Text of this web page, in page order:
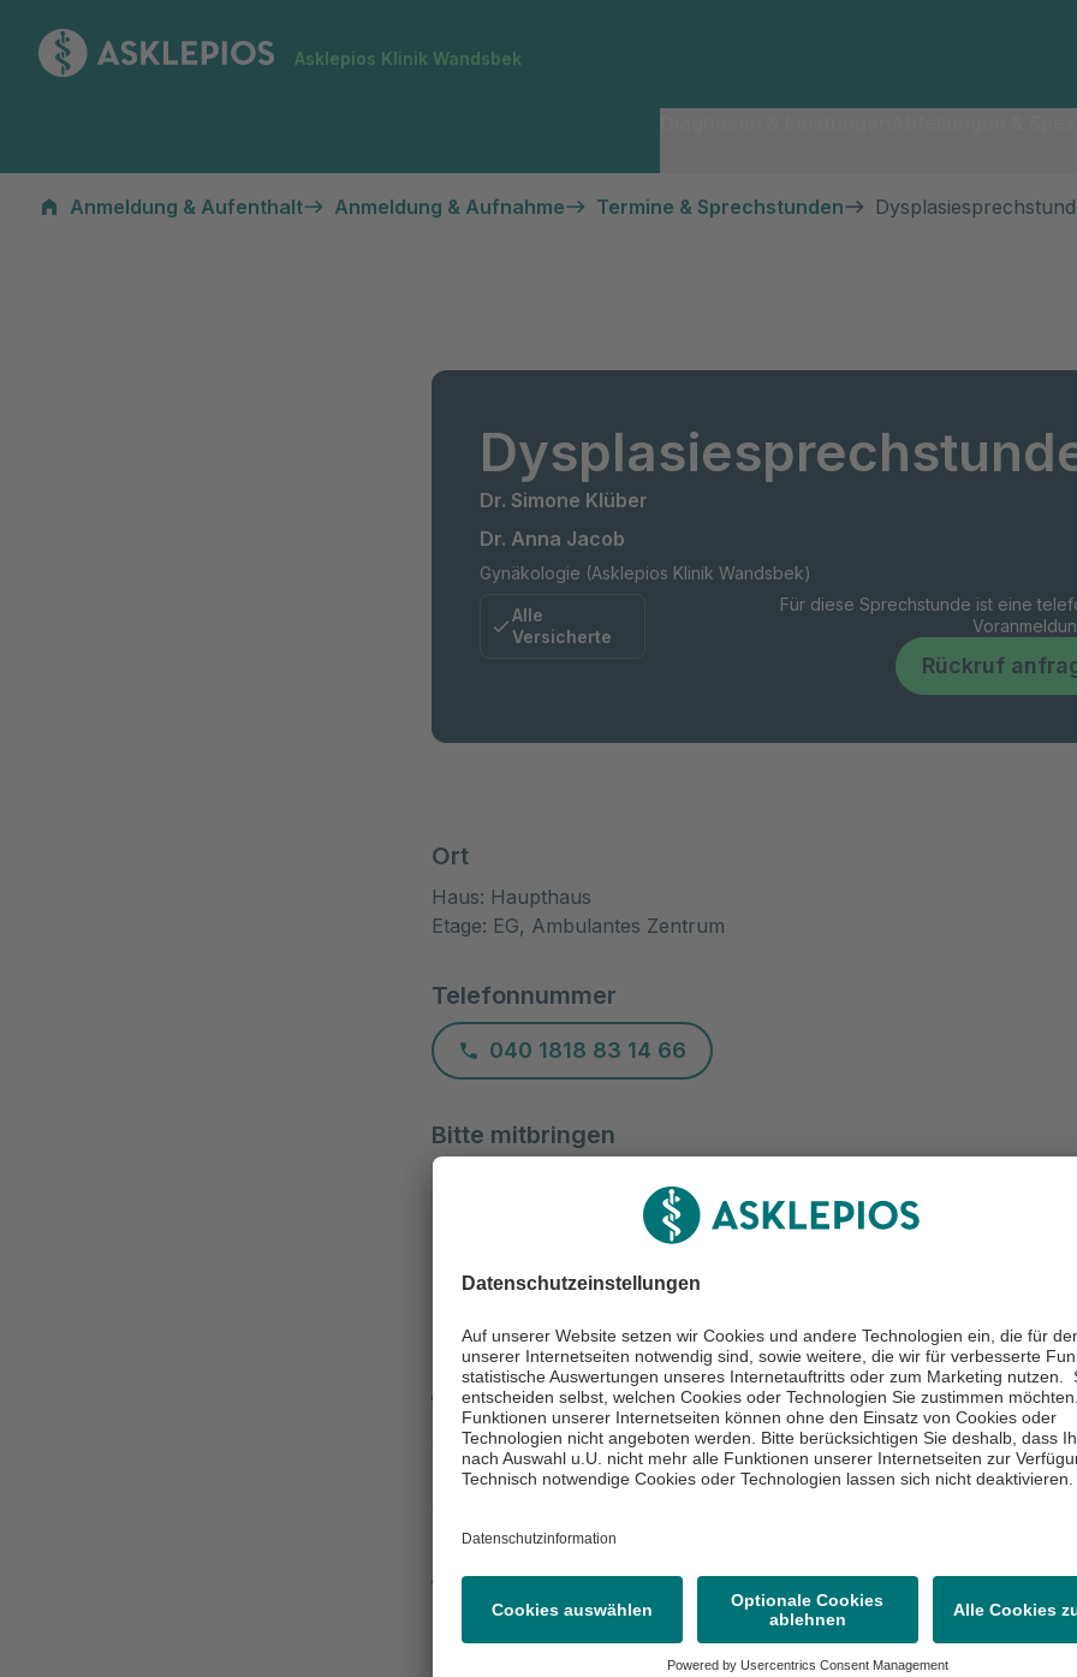
Asklepios Klinik Wandsbek
Anmeldung & Aufenthalt Anmeldung & Aufnahme Termine & Sprechstunden
Dr. Simone Klüber
Dr. Anna Jacob
Gynäkologie (Asklepios Klinik Wandsbek)
Alle
Versicherte
Für diese Sprechstunde ist eine
Rückruf
Ort
Haus: Haupthaus
Etage: EG, Ambulantes Zentrum
Telefonnummer
040 1818 83 14 66
Bitte mitbringen
Allergiepass, Einweisung/Überweisung
Behandler:innen
Chefärztin
Dr. Simone Klüber
Zum Profil
Chefärztin
Dr. Anna Jacob